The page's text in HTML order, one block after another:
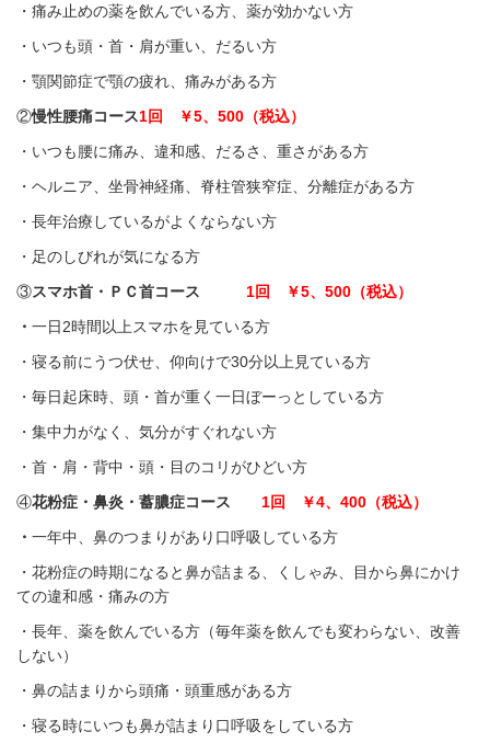
・痛み止めの薬を飲んでいる方、薬が効かない方
・いつも頭・首・肩が重い、だるい方
・顎関節症で顎の疲れ、痛みがある方
②慢性腰痛コース1回 ￥5、500（税込）
・いつも腰に痛み、違和感、だるさ、重さがある方
・ヘルニア、坐骨神経痛、脊柱管狭窄症、分離症がある方
・長年治療しているがよくならない方
・足のしびれが気になる方
③スマホ首・ＰＣ首コース 1回 ￥5、500（税込）
・ 一日2時間以上スマホを見ている方
・寝る前にうつ伏せ、仰向けで30分以上見ている方
・毎日起床時、頭・首が重く一日ぼーっとしている方
・集中力がなく、気分がすぐれない方
・首・肩・背中・頭・目のコリがひどい方
④花粉症・鼻炎・蓄膿症コース 1回 ￥4、400（税込）
・ 一年中、鼻のつまりがあり口呼吸している方
・花粉症の時期になると鼻が詰まる、くしゃみ、目から鼻にかけ
ての違和感・痛みの方
・長年、薬を飲んでいる方（毎年薬を飲んでも変わらない、改善
しない）
・鼻の詰まりから頭痛・頭重感がある方
・寝る時にいつも鼻が詰まり口呼吸をしている方